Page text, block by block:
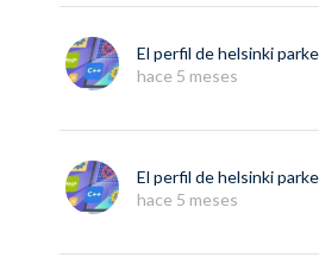
El perfil dehelsinki
hace 5 meses
El perfil dehelsinki
hace 5 meses